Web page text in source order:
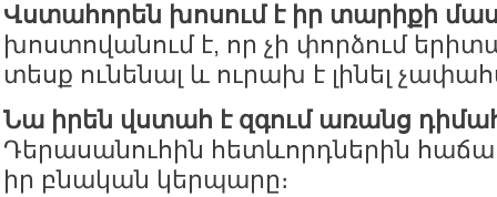
Վստահորեն խոսում է իր տարիքի
խոստովանում է, որ չի փորձում
տեսք ունենալ և ուրախ է լինել
Նա իրեն վստահ է զգում առանց
Դերասանուհին հետևորդներին
իր բնական կերպարը։